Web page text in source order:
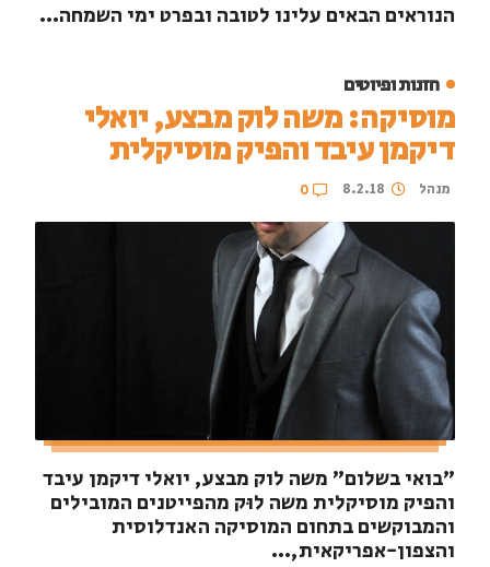
הנוראים הבאים עלינו לטובה ובפרט ימי השמחה...
חזנות ופיוטים
מוסיקה: משה לוק מבצע, יואלי
דיקמן עיבד והפיק מוסיקלית
מנהל 8.2.18
0
"בואי בשלום" משה לוק מבצע, יואלי דיקמן עיבד
והפיק מוסיקלית משה לוּק מהפייטנים המובילים
והמבוקשים בתחום המוסיקה האנדלוסית
והצפון-אפריקאית,...